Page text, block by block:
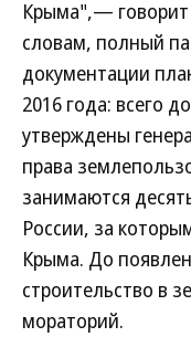
Крыма",— говорит
словам, полный
документации
2016 года: всего
утверждены
права
занимаются
России, за
Крыма. До
строительство в
мораторий.